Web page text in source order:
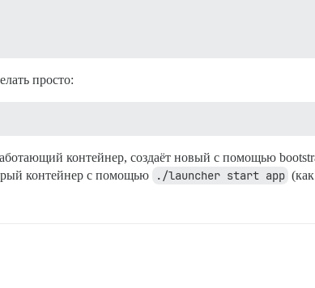
просто:
контейнер, создаёт новый с помощью
контейнер с помощью
./launcher start app